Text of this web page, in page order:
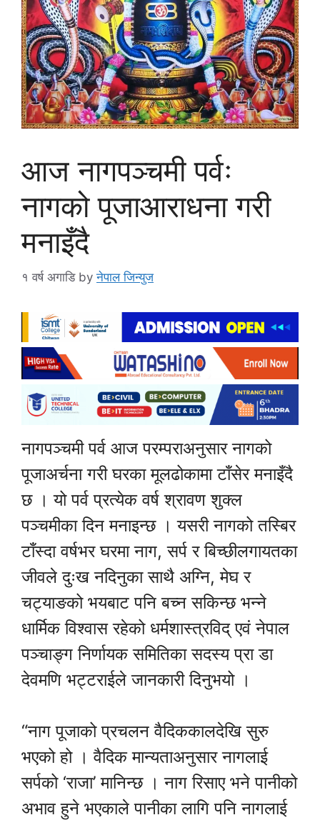
आज नागपञ्चमी पर्वः
नागको पूजाआराधना गरी
मनाइँदै
१ वर्ष अगाडि byनेपाल जिन्युज
नागपञ्चमी पर्व आज परम्पराअनुसार नागको
पूजाअर्चना गरी घरका मूलढोकामा टाँसेर मनाइँदै
छ । यो पर्व प्रत्येक वर्ष श्रावण शुक्ल
पञ्चमीका दिन मनाइन्छ । यसरी नागको तस्बिर
टाँस्दा वर्षभर घरमा नाग, सर्प र बिच्छीलगायतका
जीवले दुःख नदिनुका साथै अग्नि, मेघ र
चट्याङको भयबाट पनि बच्न सकिन्छ भन्ने
धार्मिक विश्वास रहेको धर्मशास्त्रविद् एवं नेपाल
पञ्चाङ्ग निर्णायक समितिका सदस्य प्रा डा
देवमणि भट्टराईले जानकारी दिनुभयो ।
“नाग पूजाको प्रचलन वैदिककालदेखि सुरु
भएको हो । वैदिक मान्यताअनुसार नागलाई
सर्पको ‘राजा’ मानिन्छ । नाग रिसाए भने पानीको
अभाव हुने भएकाले पानीका लागि पनि नागलाई